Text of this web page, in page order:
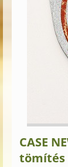
CASE
tömítés